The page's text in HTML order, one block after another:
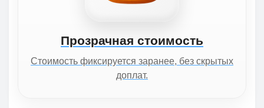
Прозрачная стоимость
Стоимость фиксируется заранее, без скрытых
доплат.